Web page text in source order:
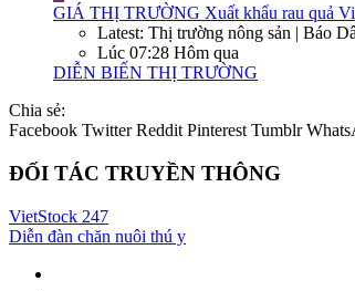
GIÁ THỊ TRƯỜNG Xuất khẩu rau quả
Latest: Thị trường nông sản | Báo
Lúc 07:28 Hôm qua
DIỄN BIẾN THỊ TRƯỜNG
Chia sẻ:
Facebook Twitter Reddit Pinterest Tumblr
ĐỐI TÁC TRUYỀN THÔNG
VietStock 247
Diễn đàn chăn nuôi thú y